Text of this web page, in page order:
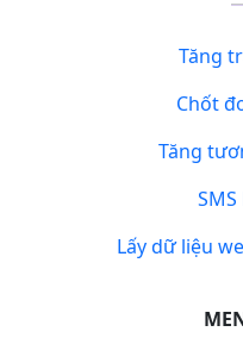
Tăng
Chốt
Tăng
Lấy dữ liệu